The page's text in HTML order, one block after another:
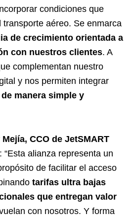
condiciones que
aéreo. Se enmarca
de crecimiento orientada a
con nuestros clientes. A
complementan nuestro
y nos permiten integrar
manera simple y
CCO de JetSMART
“Esta alianza representa un
de facilitar el acceso
tarifas ultra bajas
que entregan valor
con nosotros. Y forma